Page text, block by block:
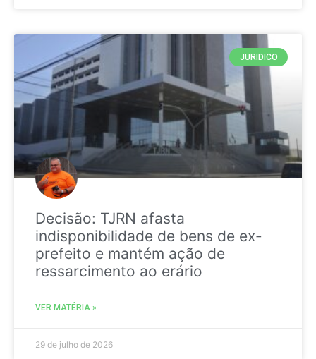
JURIDICO
Decisão: TJRN afasta
indisponibilidade de bens de ex-
prefeito e mantém ação de
ressarcimento ao erário
VER MATÉRIA »
29 de julho de 2026